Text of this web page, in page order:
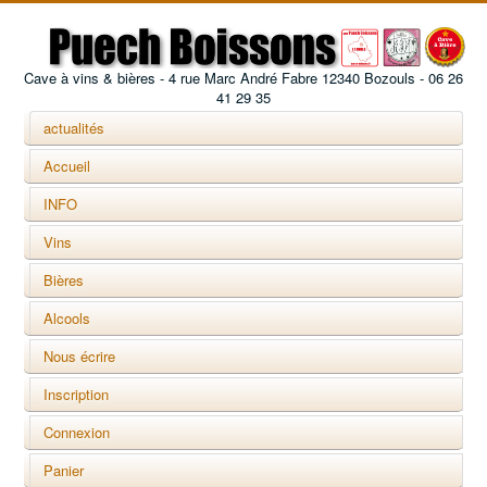
Cave à vins & bières - 4 rue Marc André Fabre 12340 Bozouls - 06 26
41 29 35
actualités
Accueil
INFO
Vins
Bières
Alcools
Nous écrire
Inscription
Connexion
Panier